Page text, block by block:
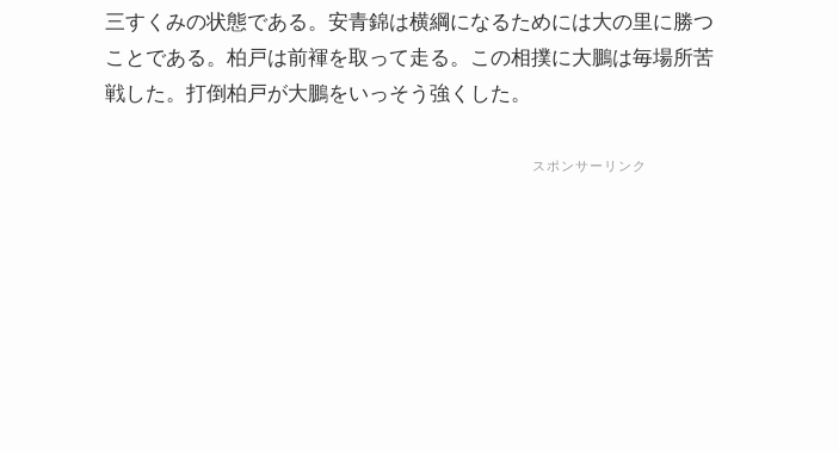
三すくみの状態である。安青錦は横綱になるためには大の里に勝つ
ことである。柏戸は前褌を取って走る。この相撲に大鵬は毎場所苦
戦した。打倒柏戸が大鵬をいっそう強くした。
スポンサーリンク